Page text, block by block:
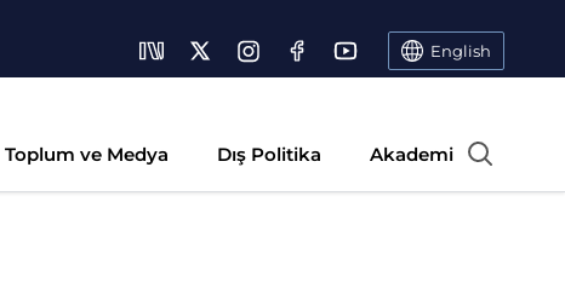
English
Toplum ve Medya Dış Politika Akademi